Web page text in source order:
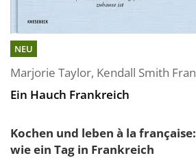
NEU
Marjorie Taylor, Kendall Smith
Ein Hauch Frankreich
Kochen und leben à la
wie ein Tag in Frankreich